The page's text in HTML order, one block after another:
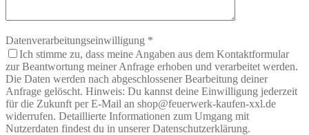
Datenverarbeitungseinwilligung *
Ich stimme zu, dass meine Angaben aus dem Kontaktformular
zur Beantwortung meiner Anfrage erhoben und verarbeitet werden.
Die Daten werden nach abgeschlossener Bearbeitung deiner
Anfrage gelöscht. Hinweis: Du kannst deine Einwilligung jederzeit
für die Zukunft per E-Mail an shop@feuerwerk-kaufen-xxl.de
widerrufen. Detaillierte Informationen zum Umgang mit
Nutzerdaten findest du in unserer Datenschutzerklärung.